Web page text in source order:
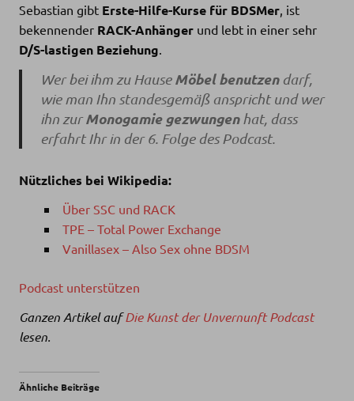
Sebastian gibt Erste-Hilfe-Kurse für BDSMer , ist
bekennender RACK-Anhänger und lebt in einer sehr
D/S-lastigen Beziehung
Wer bei ihm zu HauseMöbel benutzendarf,
wie man Ihn standesgemäß anspricht und wer
ihn zurMonogamie gezwungenhat, dass
erfahrt Ihr in der 6. Folge des Podcast.
Nützliches bei Wikipedia:
Über SSC und RACK
TPE – Total Power Exchange
Vanillasex – Also Sex ohne BDSM
Podcast unterstützen
Ganzen Artikel aufDie Kunst der Unvernunft Podcast
lesen.
Ähnliche Beiträge